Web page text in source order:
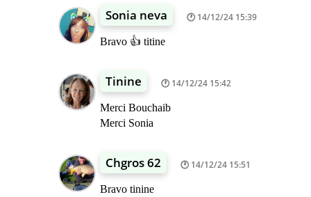
Sonia neva 14/12/24 15:39
Bravo 👍 titine
Tinine 14/12/24 15:42
Merci Bouchaib
Merci Sonia
Chgros 62 14/12/24 15:51
Bravo tinine